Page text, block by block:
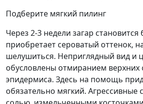
Подберите мягкий пилинг
Через 2-3 недели загар становится
приобретает сероватый оттенок,
шелушиться. Неприглядный вид и
обусловлены отмиранием верхних
эпидермиса. Здесь на помощь
обязательно мягкий. Агрессивные